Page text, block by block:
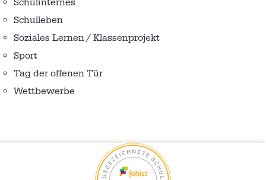
Schulinternes
Schulleben
Soziales Lernen / Klassenprojekt
Sport
Tag der offenen Tür
Wettbewerbe